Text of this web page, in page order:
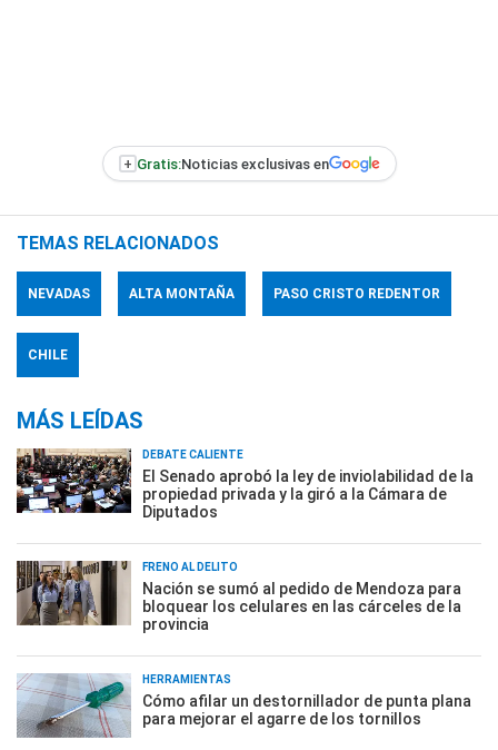
+ Gratis:Noticias exclusivas en
TEMAS RELACIONADOS
NEVADAS ALTA MONTAÑA PASO CRISTO REDENTOR
CHILE
MÁS LEÍDAS
DEBATE CALIENTE
El Senado aprobó la ley de inviolabilidad de la
propiedad privada y la giró a la Cámara de
Diputados
FRENO AL DELITO
Nación se sumó al pedido de Mendoza para
bloquear los celulares en las cárceles de la
provincia
HERRAMIENTAS
Cómo afilar un destornillador de punta plana
para mejorar el agarre de los tornillos